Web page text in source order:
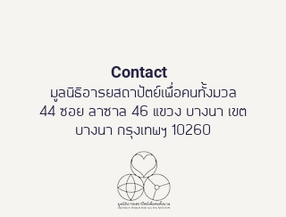
Contact
มูลนิธิอารยสถาปัตย์เพื่อคนทั้งมวล
44 ซอย ลาซาล 46 แขวง บางนา เขต
บางนา กรุงเทพฯ 10260